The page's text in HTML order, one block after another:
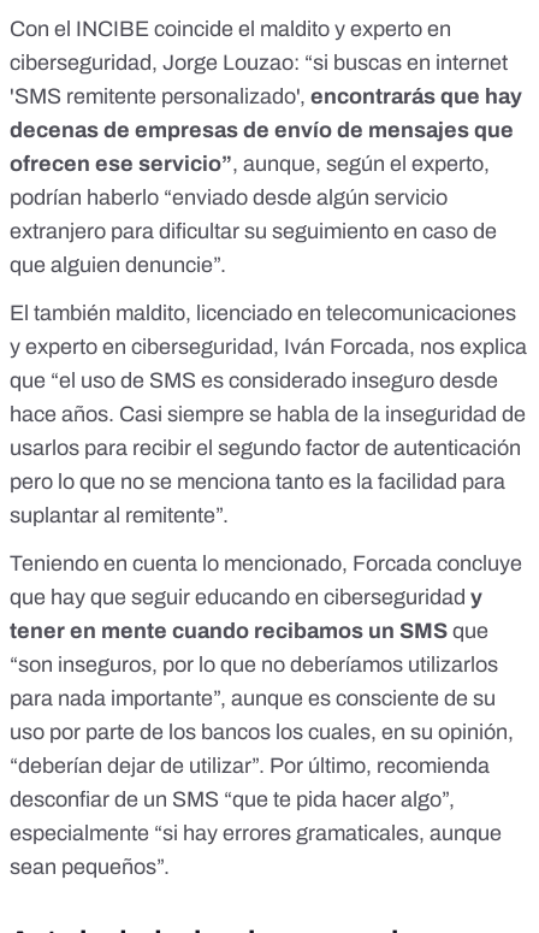
Con el INCIBE coincide el maldito y experto en
ciberseguridad, Jorge Louzao: “si buscas en internet
'SMS remitente personalizado', encontrarás que hay
decenas de empresas de envío de mensajes que
ofrecen ese servicio”, aunque, según el experto,
podrían haberlo “enviado desde algún servicio
extranjero para dificultar su seguimiento en caso de
que alguien denuncie”.
El también maldito, licenciado en telecomunicaciones
y experto en ciberseguridad, Iván Forcada, nos explica
que “el uso de SMS es considerado inseguro desde
hace años. Casi siempre se habla de la inseguridad de
usarlos para recibir el segundo factor de autenticación
pero lo que no se menciona tanto es la facilidad para
suplantar al remitente”.
Teniendo en cuenta lo mencionado, Forcada concluye
que hay que seguir educando en ciberseguridad y
tener en mente cuando recibamos un SMS que
“son inseguros, por lo que no deberíamos utilizarlos
para nada importante”, aunque es consciente de su
uso por parte de los bancos los cuales, en su opinión,
“deberían dejar de utilizar”. Por último, recomienda
desconfiar de un SMS “que te pida hacer algo”,
especialmente “si hay errores gramaticales, aunque
sean pequeños”.